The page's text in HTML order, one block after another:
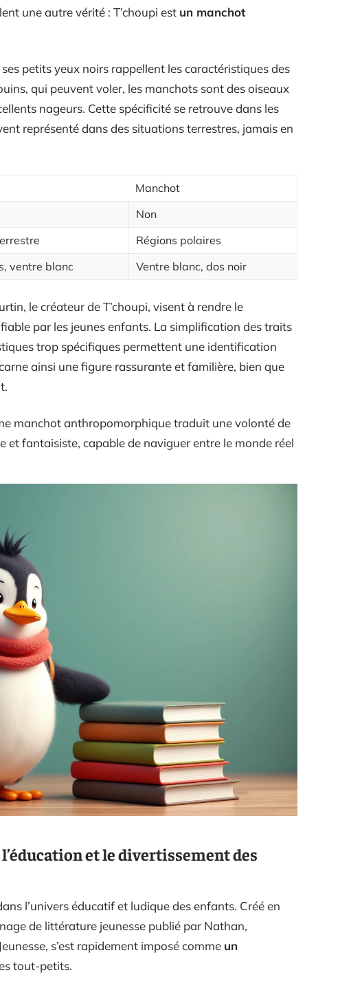
une autre vérité : T’choupi est un manchot
petits yeux noirs rappellent les caractéristiques des
qui peuvent voler, les manchots sont des oiseaux
nageurs. Cette spécificité se retrouve dans les
représenté dans des situations terrestres, jamais en
Manchot
Non
Régions polaires
ventre blanc Ventre blanc, dos noir
le créateur de T’choupi, visent à rendre le
par les jeunes enfants. La simplification des traits
trop spécifiques permettent une identification
ainsi une figure rassurante et familière, bien que
manchot anthropomorphique traduit une volonté de
et fantaisiste, capable de naviguer entre le monde réel
l’éducation et le divertissement des
l’univers éducatif et ludique des enfants. Créé en
de littérature jeunesse publié par Nathan,
s’est rapidement imposé comme un
tout-petits.